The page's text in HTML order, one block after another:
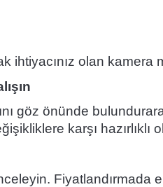
ihtiyacınız olan kamera
göz önünde
karşı hazırlıklı
Fiyatlandırmada